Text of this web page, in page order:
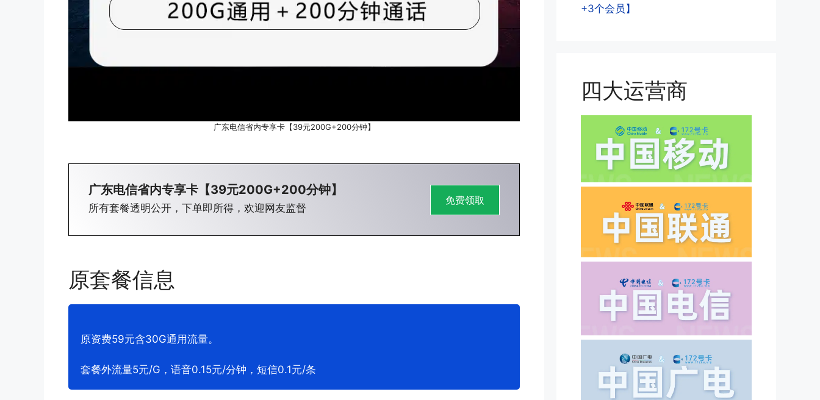
广东电信省内专享卡【39元200G+200分钟】
广东电信省内专享卡【39元200G+200分钟】
所有套餐透明公开，下单即所得，欢迎网友监督
免费领取
原套餐信息
原资费59元含30G通用流量。
套餐外流量5元/G，语音0.15元/分钟，短信0.1元/条
+3个会员】
四大运营商